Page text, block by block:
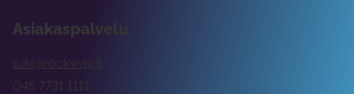
Asiakaspalvelu
tuki@rockway.fi
045 7731 1111